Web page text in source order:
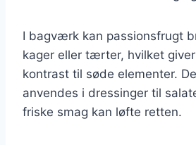
I bagværk kan passionsfrugt
kager eller tærter, hvilket
kontrast til søde elementer.
anvendes i dressinger til
friske smag kan løfte retten.